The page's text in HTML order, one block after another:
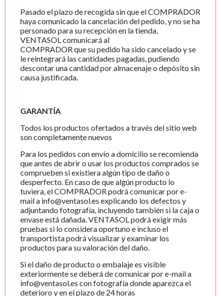
Pasado el plazo de recogida sin que el COMPRADOR
haya comunicado la cancelación del pedido, y no se ha
personado para su recepción en la tienda,
VENTASOL comunicará al
COMPRADOR que su pedido ha sido cancelado y se
le reintegrará las cantidades pagadas, pudiendo
descontar una cantidad por almacenaje o depósito sin
causa justificada.
GARANTÍA
Todos los productos ofertados a través del sitio web
son completamente nuevos
Para los pedidos con envío a domicilio se recomienda
que antes de abrir o usar los productos comprados se
comprueben si existiera algún tipo de daño o
desperfecto. En caso de que algún producto lo
tuviera, el COMPRADOR podrá comunicar por e-
mail a info@ventasol.es explicando los defectos y
adjuntando fotografía, incluyendo también si la caja o
envase está dañada. VENTASOL podrá exigir más
pruebas si lo considera oportuno e incluso el
transportista podrá visualizar y examinar los
productos para su valoración del daño.
Si el daño de producto o embalaje es visible
exteriormente se deberá de comunicar por e-mail a
info@ventasol.es con fotografía donde aparezca el
deterioro y en el plazo de 24 horas